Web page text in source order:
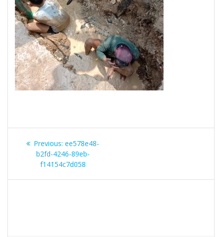
Navigasi
pos
Previous: Previous
post:
ee578e48-
b2fd-4246-89eb-
f14154c7d058